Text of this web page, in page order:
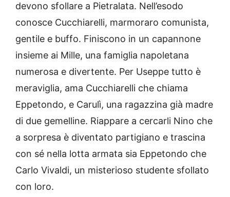
devono sfollare a Pietralata. Nell’esodo
conosce Cucchiarelli, marmoraro comunista,
gentile e buffo. Finiscono in un capannone
insieme ai Mille, una famiglia napoletana
numerosa e divertente. Per Useppe tutto è
meraviglia, ama Cucchiarelli che chiama
Eppetondo, e Carulì, una ragazzina già madre
di due gemelline. Riappare a cercarli Nino che
a sorpresa è diventato partigiano e trascina
con sé nella lotta armata sia Eppetondo che
Carlo Vivaldi, un misterioso studente sfollato
con loro.